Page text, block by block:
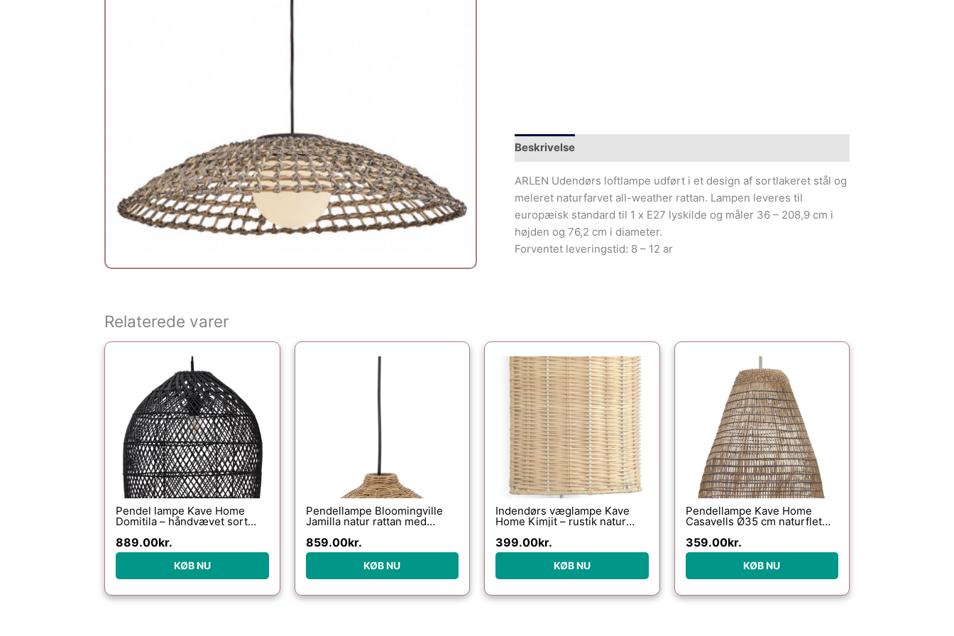
Beskrivelse
ARLEN Udendørs loftlampe udført i et design af sortlakeret stål og
meleret naturfarvet all-weather rattan. Lampen leveres til
europæisk standard til 1 x E27 lyskilde og måler 36 – 208,9 cm i
højden og 76,2 cm i diameter.
Forventet leveringstid: 8 – 12 ar
Relaterede varer
Pendel lampe Kave Home
Domitila – håndvævet sort
889.00kr.
KØB NU
Pendellampe Bloomingville
Jamilla natur rattan med
859.00kr.
KØB NU
Indendørs væglampe Kave
Home Kimjit – rustik natur
25x13x20 cm
399.00kr.
KØB NU
Pendellampe Kave Home
Casavells Ø35 cm naturflet
359.00kr.
KØB NU